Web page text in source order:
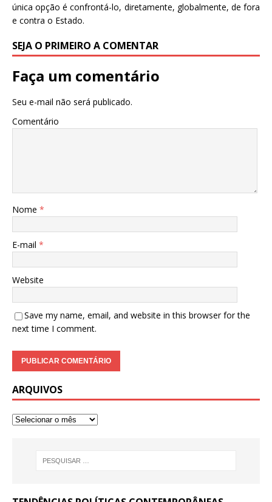
única opção é confrontá-lo, diretamente, globalmente, de fora
e contra o Estado.
SEJA O PRIMEIRO A COMENTAR
Faça um comentário
Seu e-mail não será publicado.
Comentário
Nome *
E-mail *
Website
Save my name, email, and website in this browser for the
next time I comment.
ARQUIVOS